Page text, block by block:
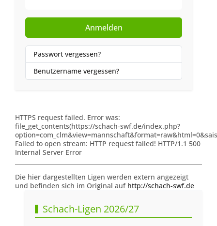
Anmelden
Passwort vergessen?
Benutzername vergessen?
HTTPS request failed. Error was:
file_get_contents(https://schach-swf.de/index.php?
Failed to open stream: HTTP request failed! HTTP/1.1 500
Internal Server Error
Die hier dargestellten Ligen werden extern angezeigt
und befinden sich im Original auf http://schach-swf.de
Schach-Ligen 2026/27